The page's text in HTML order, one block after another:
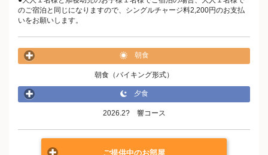
のご宿泊と同じになりますので、シングルチャージ料2,200円のお支払
いをお願いします。
朝食
朝食（バイキング形式）
夕食
2026.2? 響コース
ご提供中のお部屋